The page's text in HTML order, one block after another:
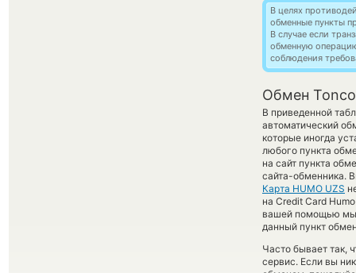
В целях
обменные пункты
В случае если
обменную
соблюдения
Обмен
В приведенной
автоматический
которые иногда
любого пункта
на сайт пункта
сайта-обменника.
Карта HUMO UZS
на Credit Card
вашей помощью мы
данный пункт
Часто бывает так,
сервис. Если вы